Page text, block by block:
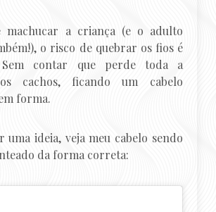
machucar a criança (e o adulto
o risco de quebrar os fios é
Sem contar que perde toda a
cachos, ficando um cabelo
forma.
uma ideia, veja meu cabelo sendo
da forma correta: